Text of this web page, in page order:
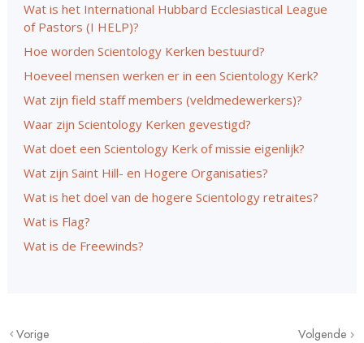
Wat is het International Hubbard Ecclesiastical League
of Pastors (I HELP)?
Hoe worden Scientology Kerken bestuurd?
Hoeveel mensen werken er in een Scientology Kerk?
Wat zijn field staff members (veldmedewerkers)?
Waar zijn Scientology Kerken gevestigd?
Wat doet een Scientology Kerk of missie eigenlijk?
Wat zijn Saint Hill- en Hogere Organisaties?
Wat is het doel van de hogere Scientology retraites?
Wat is Flag?
Wat is de Freewinds?
Vorige Volgende